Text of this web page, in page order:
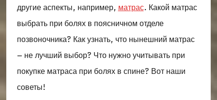
другие аспекты, например, матрас. Какой матрас
выбрать при болях в поясничном отделе
позвоночника? Как узнать, что нынешний матрас
– не лучший выбор? Что нужно учитывать при
покупке матраса при болях в спине? Вот наши
советы!